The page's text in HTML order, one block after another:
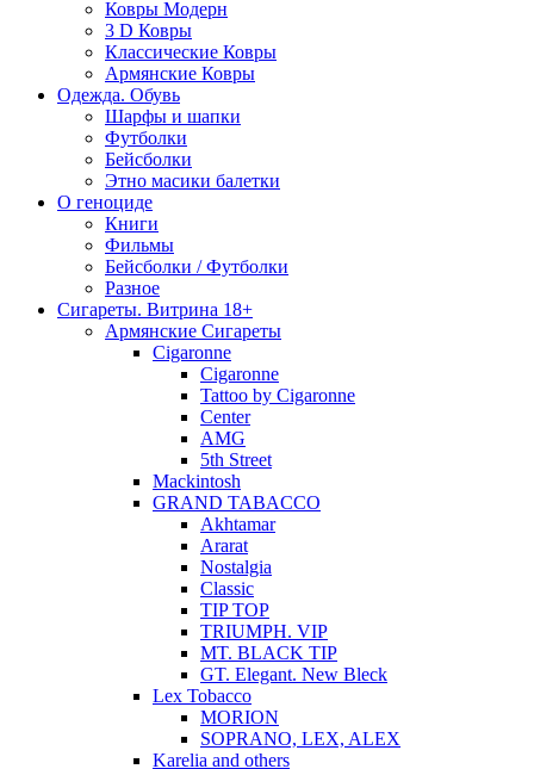
Ковры Модерн
3 D Ковры
Классические Ковры
Армянские Ковры
Одежда. Обувь
Шарфы и шапки
Футболки
Бейсболки
Этно масики балетки
О геноциде
Книги
Фильмы
Бейсболки / Футболки
Разное
Сигареты. Витрина 18+
Армянские Сигареты
Cigaronne
Cigaronne
Tattoo by Cigaronne
Center
AMG
5th Street
Mackintosh
GRAND TABACCO
Akhtamar
Ararat
Nostalgia
Classic
TIP TOP
TRIUMPH. VIP
MT. BLACK TIP
GT. Elegant. New Bleck
Lex Tobacco
MORION
SOPRANO, LEX, ALEX
Karelia and others